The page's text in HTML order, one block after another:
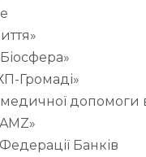
Громаді»
медичної допомоги
Банків